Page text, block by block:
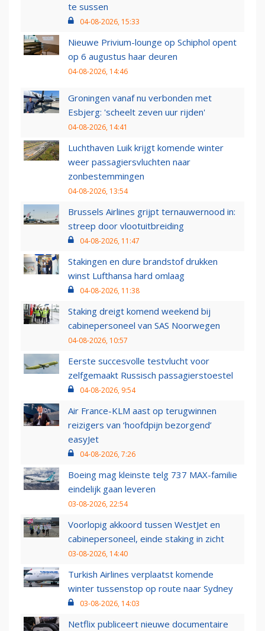
te sussen
04-08-2026, 15:33
Nieuwe Privium-lounge op Schiphol opent
op 6 augustus haar deuren
04-08-2026, 14:46
Groningen vanaf nu verbonden met
Esbjerg: 'scheelt zeven uur rijden'
04-08-2026, 14:41
Luchthaven Luik krijgt komende winter
weer passagiersvluchten naar
zonbestemmingen
04-08-2026, 13:54
Brussels Airlines grijpt ternauwernood in:
streep door vlootuitbreiding
04-08-2026, 11:47
Stakingen en dure brandstof drukken
winst Lufthansa hard omlaag
04-08-2026, 11:38
Staking dreigt komend weekend bij
cabinepersoneel van SAS Noorwegen
04-08-2026, 10:57
Eerste succesvolle testvlucht voor
zelfgemaakt Russisch passagierstoestel
04-08-2026, 9:54
Air France-KLM aast op terugwinnen
reizigers van ‘hoofdpijn bezorgend’
easyJet
04-08-2026, 7:26
Boeing mag kleinste telg 737 MAX-familie
eindelijk gaan leveren
03-08-2026, 22:54
Voorlopig akkoord tussen WestJet en
cabinepersoneel, einde staking in zicht
03-08-2026, 14:40
Turkish Airlines verplaatst komende
winter tussenstop op route naar Sydney
03-08-2026, 14:03
Netflix publiceert nieuwe documentaire